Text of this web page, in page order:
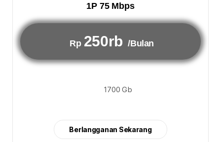
1P 75 Mbps
Rp 250rb /Bulan
1700 Gb
Berlangganan Sekarang